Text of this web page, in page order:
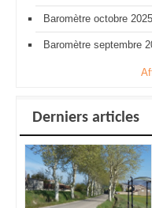
Baromètre octobre 2025
Baromètre septembre
Derniers articles